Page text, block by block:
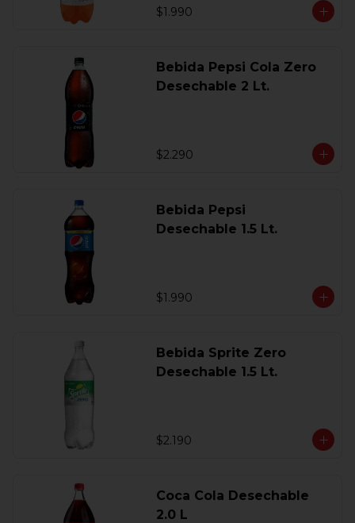
$1.990
Bebida Pepsi Cola Zero
Desechable 2 Lt.
$2.290
Bebida Pepsi
Desechable 1.5 Lt.
$1.990
Bebida Sprite Zero
Desechable 1.5 Lt.
$2.190
Coca Cola Desechable
2.0 L